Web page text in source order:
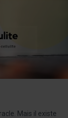
Mais il existe